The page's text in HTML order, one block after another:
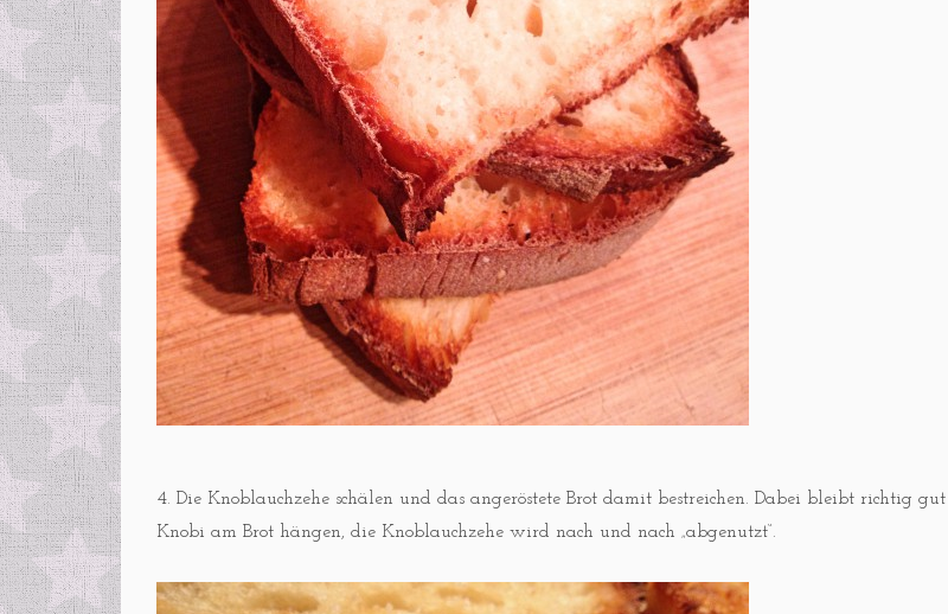
4. Die Knoblauchzehe schälen und das angeröstete Brot damit bestreichen. Dabei bleibt richtig gut
Knobi am Brot hängen, die Knoblauchzehe wird nach und nach „abgenutzt“.